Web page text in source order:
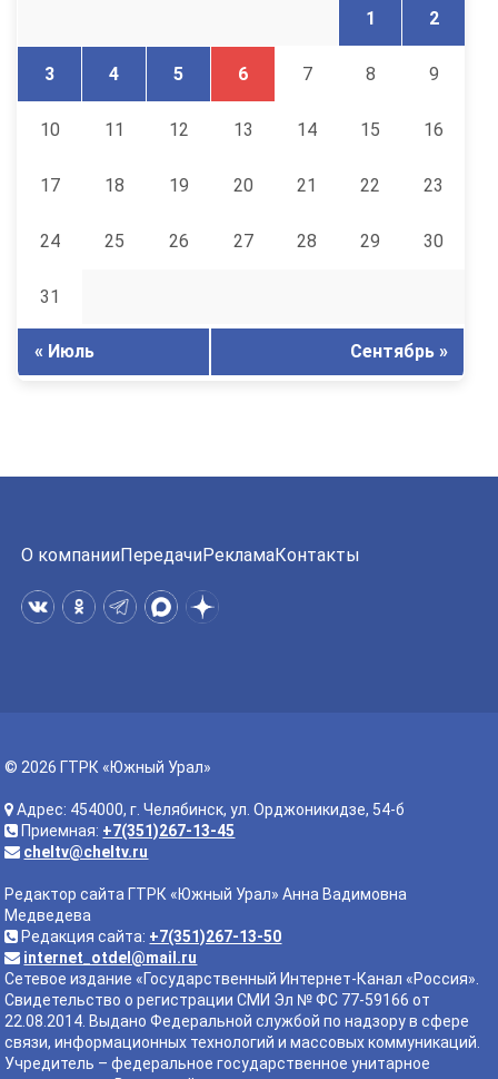
1 2
3 4 5 6 7 8 9
10 11 12 13 14 15 16
17 18 19 20 21 22 23
24 25 26 27 28 29 30
31
« Июль Сентябрь »
О компанииПередачиРекламаКонтакты
© 2026 ГТРК «Южный Урал»
Адрес: 454000, г. Челябинск, ул. Орджоникидзе, 54-б
Приемная: +7(351)267-13-45
cheltv@cheltv.ru
Редактор сайта ГТРК «Южный Урал» Анна Вадимовна
Медведева
Редакция сайта: +7(351)267-13-50
internet_otdel@mail.ru
Сетевое издание «Государственный Интернет-Канал «Россия».
Свидетельство о регистрации СМИ Эл № ФС 77-59166 от
22.08.2014. Выдано Федеральной службой по надзору в сфере
связи, информационных технологий и массовых коммуникаций.
Учредитель – федеральное государственное унитарное